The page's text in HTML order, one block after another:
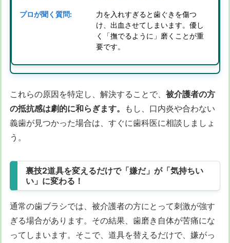
力を入れすぎると歯ぐきを傷つ
け、出血させてしまいます。優し
く「撫でるように」磨くことが重
要です。
これらの原因を特定し、解決することで、 被介護者の方
の抵抗感は劇的に和らぎます。
もし、口内炎や合わない
義歯が見つかった場合は、すぐに歯科医に相談しましょ
う。
裏技2道具を変えるだけで「嫌だ」が「気持ちい
い」に変わる！
通常の歯ブラシでは、被介護者の方にとって刺激が強す
ぎる場合があります。その結果、歯磨き自体が苦痛にな
ってしまいます。そこで、道具を替えるだけで、嫌がっ